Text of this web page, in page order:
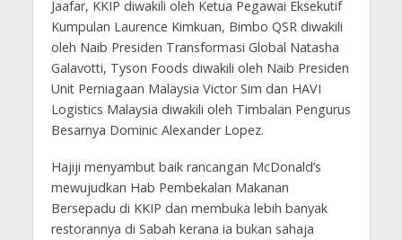
Jaafar, KKIP diwakili oleh Ketua Pegawai Eksekutif
Kumpulan Laurence Kimkuan, Bimbo QSR diwakili
oleh Naib Presiden Transformasi Global Natasha
Galavotti, Tyson Foods diwakili oleh Naib Presiden
Unit Perniagaan Malaysia Victor Sim dan HAVI
Logistics Malaysia diwakili oleh Timbalan Pengurus
Besarnya Dominic Alexander Lopez.
Hajiji menyambut baik rancangan McDonald’s
mewujudkan Hab Pembekalan Makanan
Bersepadu di KKIP dan membuka lebih banyak
restorannya di Sabah kerana ia bukan sahaja